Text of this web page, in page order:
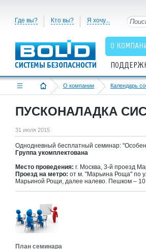
Где вы? Кто вы? Я хочу...
О
О компании Календарь
ПУСКОНАЛАДКА
31 июля 2015
Однодневный бесплатный семинар:
Группа укомплектована
Место проведения: г. Москва, 3-й проезд
Проезд на метро: от м. "Марьина Роща" по
Марьиной Рощи, далее налево. Пешком –
План семинара